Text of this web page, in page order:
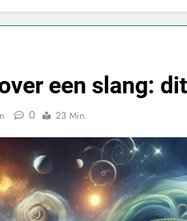
een slang­:
0 23 Min.